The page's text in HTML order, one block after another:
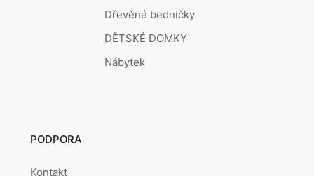
Dřevěné bedničky
DĚTSKÉ DOMKY
Nábytek
PODPORA
Kontakt